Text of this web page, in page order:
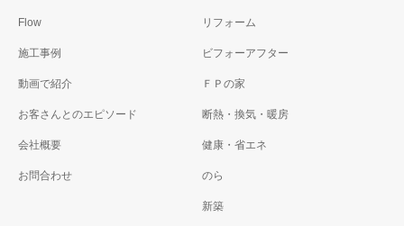
Flow
施工事例
動画で紹介
お客さんとのエピソード
会社概要
お問合わせ
リフォーム
ビフォーアフター
ＦＰの家
断熱・換気・暖房
健康・省エネ
のら
新築